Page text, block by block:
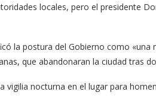
locales, pero el presidente
la postura del Gobierno como «una
que abandonaran la ciudad tras
vigilia nocturna en el lugar para